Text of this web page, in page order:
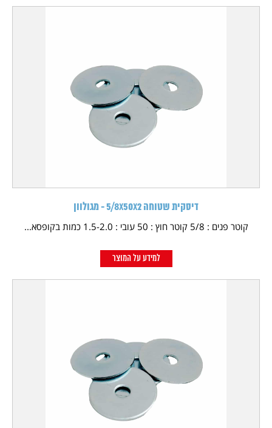
דיסקית שטוחה 5/8X50X2 - מגולוון
קוטר פנים : 5/8 קוטר חוץ : 50 עובי : 1.5-2.0 כמות בקופסא...
למידע על המוצר